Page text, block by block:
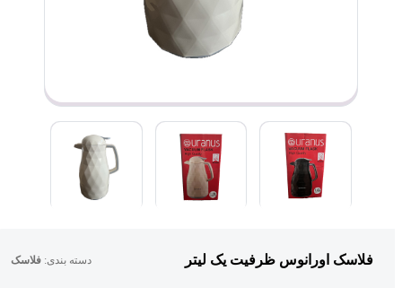
فلاسک اورانوس ظرفیت یک لیتر دسته بندی:فلاسک